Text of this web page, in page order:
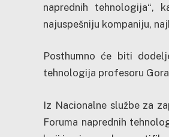
naprednih tehnologija“,
najuspešniju kompaniju,
Posthumno će biti
tehnologija profesoru
Iz Nacionalne službe za
Foruma naprednih